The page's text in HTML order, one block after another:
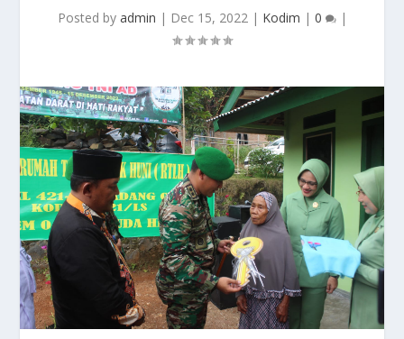
Posted by admin | Dec 15, 2022| Kodim | 0 |